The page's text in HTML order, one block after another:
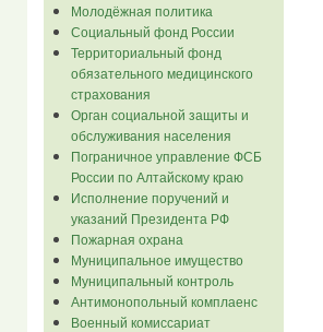
Молодёжная политика
Социальный фонд России
Территориальный фонд
обязательного медицинского
страхования
Орган социальной защиты и
обслуживания населения
Пограничное управление ФСБ
России по Алтайскому краю
Исполнение поручений и
указаний Президента РФ
Пожарная охрана
Муниципальное имущество
Муниципальный контроль
Антимонопольный комплаенс
Военный комиссариат